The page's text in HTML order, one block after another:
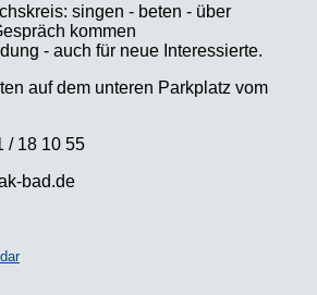
singen - beten - über
kommen
- auch für neue Interessierte.
auf dem unteren Parkplatz vom
/ 18 10 55
bad.de